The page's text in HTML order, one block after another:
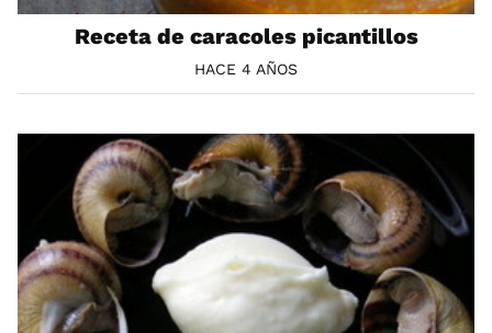
Receta de caracoles picantillos
HACE 4 AÑOS